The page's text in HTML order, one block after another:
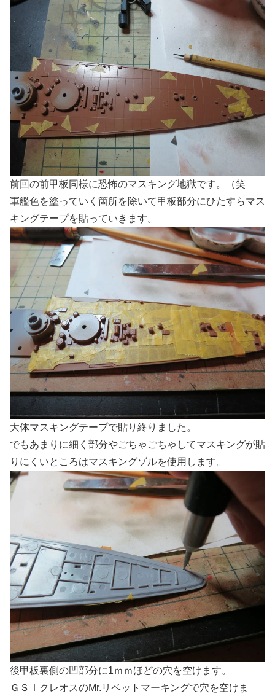
前回の前甲板同様に恐怖のマスキング地獄です。（笑
軍艦色を塗っていく箇所を除いて甲板部分にひたすらマス
キングテープを貼っていきます。
大体マスキングテープで貼り終りました。
でもあまりに細く部分やごちゃごちゃしてマスキングが貼
りにくいところはマスキングゾルを使用します。
後甲板裏側の凹部分に1ｍｍほどの穴を空けます。
ＧＳＩクレオスのMr.リベットマーキングで穴を空けま